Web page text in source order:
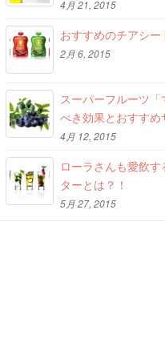
4月 21, 2015
おすすめのチアシ
2月 6, 2015
スーパーフルーツ「
べき効果とおすすめ
4月 12, 2015
ローラさんも愛飲
ターとは？！
5月 27, 2015